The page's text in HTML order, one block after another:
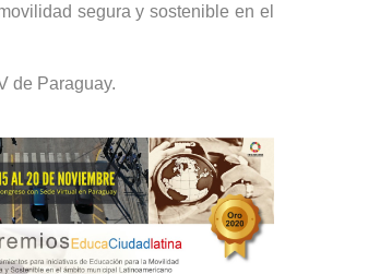
segura y sostenible en el
de Paraguay.